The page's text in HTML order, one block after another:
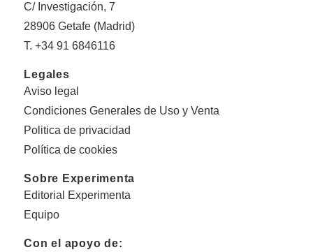
C/ Investigación, 7
28906 Getafe (Madrid)
T. +34 91 6846116
Legales
Aviso legal
Condiciones Generales de Uso y Venta
Politica de privacidad
Política de cookies
Sobre Experimenta
Editorial Experimenta
Equipo
Con el apoyo de: